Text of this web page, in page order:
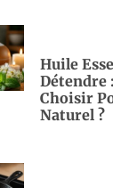
Huile
Détendre
Choisir
Naturel ?